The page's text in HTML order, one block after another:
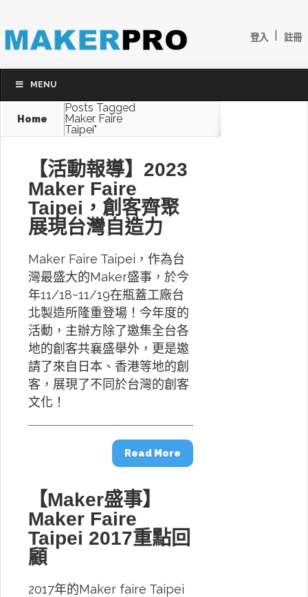
登入 註冊
MENU
Home
Posts Tagged
Maker Faire
Taipei"
【活動報導】2023
Maker Faire
Taipei，創客齊聚
展現台灣自造力
Maker Faire Taipei，作為台
灣最盛大的Maker盛事，於今
年11/18~11/19在瓶蓋工廠台
北製造所隆重登場！今年度的
活動，主辦方除了邀集全台各
地的創客共襄盛舉外，更是邀
請了來自日本、香港等地的創
客，展現了不同於台灣的創客
文化！
Read More
【Maker盛事】
Maker Faire
Taipei 2017重點回
顧
2017年的Maker faire Taipei